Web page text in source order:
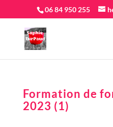
06 84 950 255
Formation de
2023 (1)